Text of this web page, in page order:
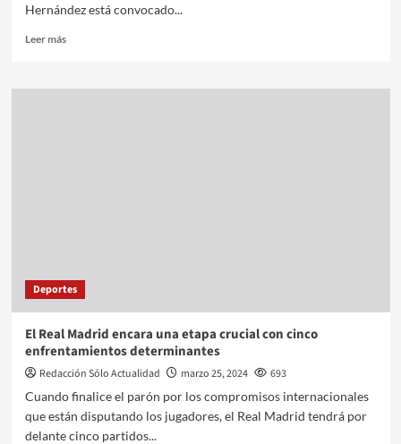
Hernández está convocado...
Leer más
Deportes
El Real Madrid encara una etapa crucial con cinco
enfrentamientos determinantes
Redacción Sólo Actualidad marzo 25, 2024
693
Cuando finalice el parón por los compromisos internacionales
que están disputando los jugadores, el Real Madrid tendrá por
delante cinco partidos...